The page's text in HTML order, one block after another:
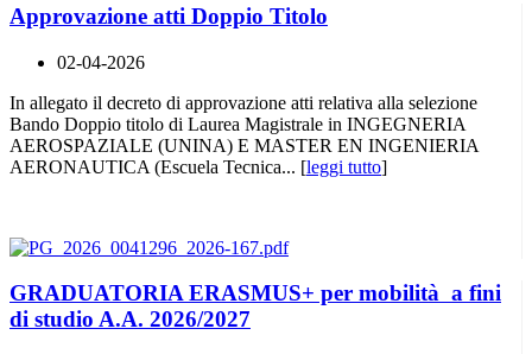
Approvazione atti Doppio Titolo
02-04-2026
In allegato il decreto di approvazione atti relativa alla selezione
Bando Doppio titolo di Laurea Magistrale in INGEGNERIA
AEROSPAZIALE (UNINA) E MASTER EN INGENIERIA
AERONAUTICA (Escuela Tecnica... [leggi tutto]
GRADUATORIA ERASMUS+ per mobilità a fini
di studio A.A. 2026/2027